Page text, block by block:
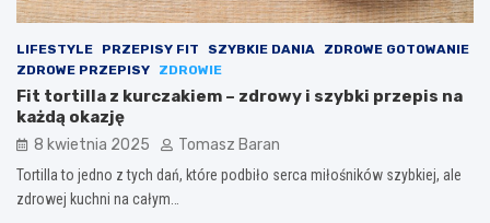
LIFESTYLE PRZEPISY FIT SZYBKIE DANIA
ZDROWE GOTOWANIE
ZDROWE PRZEPISY
ZDROWIE
Fit tortilla z kurczakiem – zdrowy i szybki przepis na
każdą okazję
8 kwietnia 2025 Tomasz Baran
Tortilla to jedno z tych dań, które podbiło serca miłośników szybkiej, ale
zdrowej kuchni na całym…